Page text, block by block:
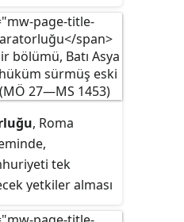
bir sezon hariç
birinci futbol
almıştır.
, Roma
tek
yetkiler alması